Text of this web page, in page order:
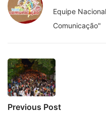
Equipe
Comunicação"
Previous Post